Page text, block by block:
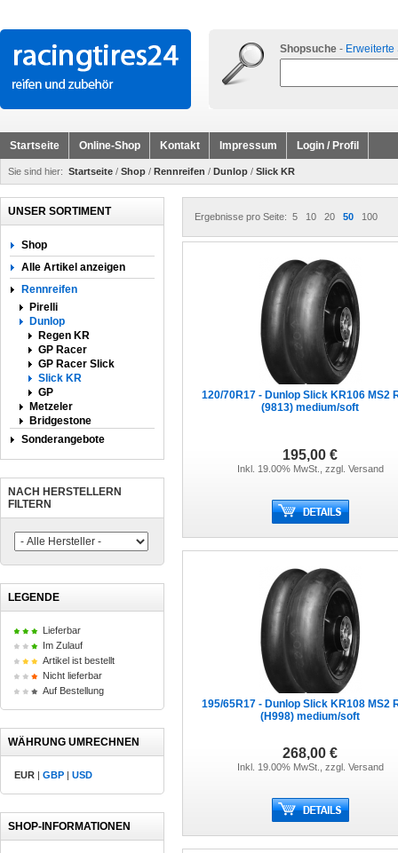
Shopsuche - Erweiterte
Startseite Online-Shop Kontakt Impressum Login / Profil
Sie sind hier: Startseite / Shop / Rennreifen / Dunlop / Slick KR
UNSER SORTIMENT
Shop
Alle Artikel anzeigen
Rennreifen
Pirelli
Dunlop
Regen KR
GP Racer
GP Racer Slick
Slick KR
GP
Metzeler
Bridgestone
Sonderangebote
NACH HERSTELLERN
FILTERN
LEGENDE
Lieferbar
Im Zulauf
Artikel ist bestellt
Nicht lieferbar
Auf Bestellung
WÄHRUNG UMRECHNEN
EUR | GBP | USD
SHOP-INFORMATIONEN
Ergebnisse pro Seite: 5 10 20 50 100
120/70R17 - Dunlop Slick KR106 MS2
(9813) medium/soft
195,00 €
Inkl. 19.00% MwSt., zzgl. Versand
195/65R17 - Dunlop Slick KR108 MS2
(H998) medium/soft
268,00 €
Inkl. 19.00% MwSt., zzgl. Versand